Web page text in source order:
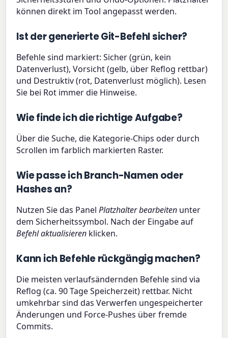
können direkt im Tool angepasst werden.
Ist der generierte Git-Befehl sicher?
Befehle sind markiert: Sicher (grün, kein
Datenverlust), Vorsicht (gelb, über Reflog rettbar)
und Destruktiv (rot, Datenverlust möglich). Lesen
Sie bei Rot immer die Hinweise.
Wie finde ich die richtige Aufgabe?
Über die Suche, die Kategorie-Chips oder durch
Scrollen im farblich markierten Raster.
Wie passe ich Branch-Namen oder
Hashes an?
Nutzen Sie das PanelPlatzhalter bearbeiten unter
dem Sicherheitssymbol. Nach der Eingabe auf
Befehl aktualisieren klicken.
Kann ich Befehle rückgängig machen?
Die meisten verlaufsändernden Befehle sind via
Reflog (ca. 90 Tage Speicherzeit) rettbar. Nicht
umkehrbar sind das Verwerfen ungespeicherter
Änderungen und Force-Pushes über fremde
Commits.